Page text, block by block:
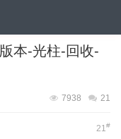
本-光柱-回收-
21
7938
21#